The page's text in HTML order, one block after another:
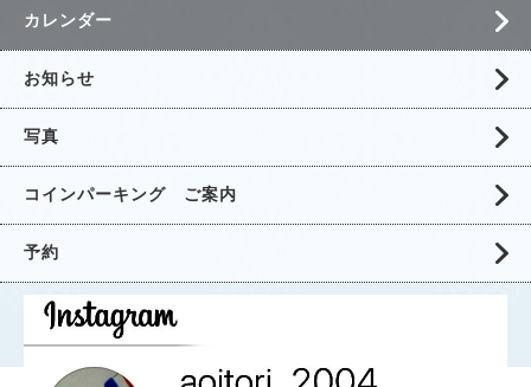
カレンダー
お知らせ
写真
コインパーキング ご案内
予約